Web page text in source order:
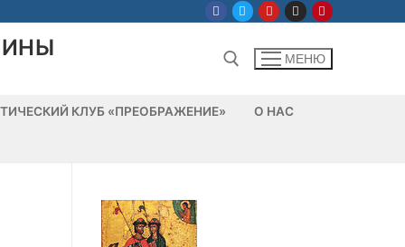
МЕНЮ
КЛУБ «ПРЕОБРАЖЕНИЕ» О НАС